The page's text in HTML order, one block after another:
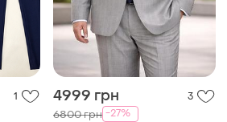
1 4999 грн 3
6800 грн -27%